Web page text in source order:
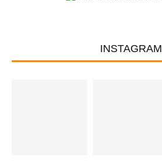
INSTAGRAM